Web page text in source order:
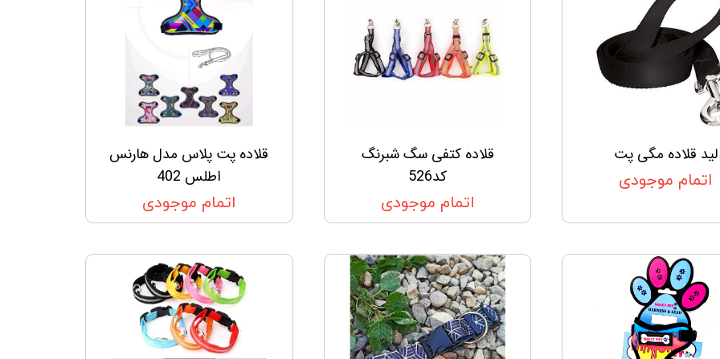
لید قلاده مگی پت
اتمام موجودی
قلاده کتفی سگ شبرنگ
کد526
اتمام موجودی
قلاده پت پلاس مدل هارنس
اطلس 402
اتمام موجودی